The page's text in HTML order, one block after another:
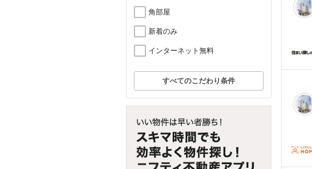
角部屋
新着のみ
インターネット無料
すべてのこだわり条件